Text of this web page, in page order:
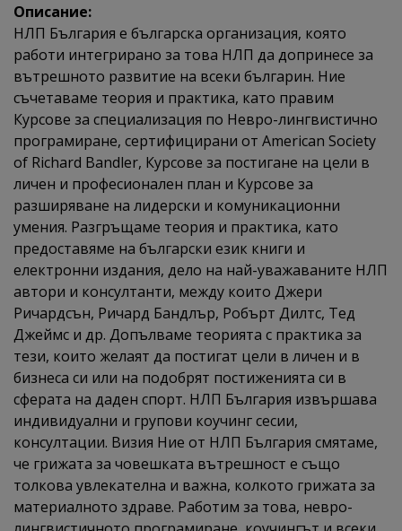
Описание:
НЛП България е българска организация, която
работи интегрирано за това НЛП да допринесе за
вътрешното развитие на всеки българин. Ние
съчетаваме теория и практика, като правим
Курсове за специализация по Невро-лингвистично
програмиране, сертифицирани от American Society
of Richard Bandler, Курсове за постигане на цели в
личен и професионален план и Курсове за
разширяване на лидерски и комуникационни
умения. Разгръщаме теория и практика, като
предоставяме на български език книги и
електронни издания, дело на най-уважаваните НЛП
автори и консултанти, между които Джери
Ричардсън, Ричард Бандлър, Робърт Дилтс, Тед
Джеймс и др. Допълваме теорията с практика за
тези, които желаят да постигат цели в личен и в
бизнеса си или на подобрят постиженията си в
сферата на даден спорт. НЛП България извършава
индивидуални и групови коучинг сесии,
консултации. Визия Ние от НЛП България смятаме,
че грижата за човешката вътрешност е също
толкова увлекателна и важна, колкото грижата за
материалното здраве. Работим за това, невро-